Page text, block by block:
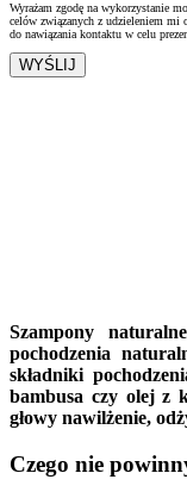
Wyrażam zgodę na wykorzystanie
celów związanych z udzieleniem mi
do nawiązania kontaktu w celu
Szampony
pochodzenia
składniki
bambusa czy olej z
głowy nawilżenie,
Czego nie